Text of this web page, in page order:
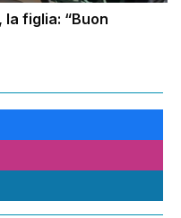
la figlia: “Buon